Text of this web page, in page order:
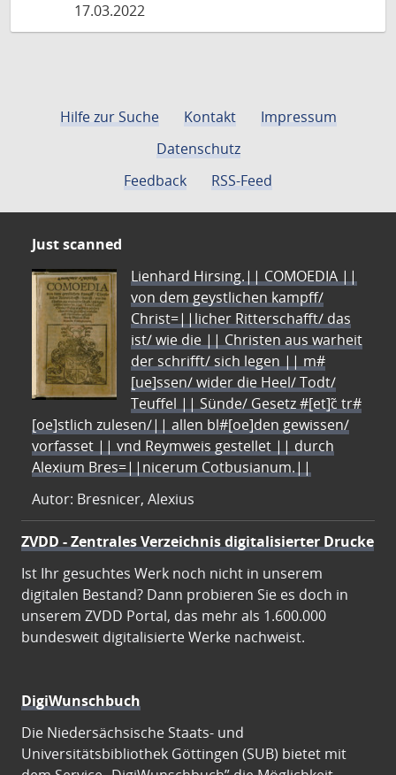
17.03.2022
Hilfe zur Suche Kontakt
Impressum
Datenschutz
Feedback
RSS-Feed
Just scanned
Lienhard Hirsing.|| COMOEDIA ||
von dem geystlichen kampff/
Christ=||licher Ritterschafft/ das
ist/ wie die || Christen aus warheit
der schrifft/ sich legen || m#
[ue]ssen/ wider die Heel/ Todt/
Teuffel || Sünde/ Gesetz #[et]c̃ tr#
[oe]stlich zulesen/|| allen bl#[oe]den gewissen/
vorfasset || vnd Reymweis gestellet || durch
Alexium Bres=||nicerum Cotbusianum.||
Autor: Bresnicer, Alexius
ZVDD - Zentrales Verzeichnis digitalisierter Drucke
Ist Ihr gesuchtes Werk noch nicht in unserem
digitalen Bestand? Dann probieren Sie es doch in
unserem ZVDD Portal, das mehr als 1.600.000
bundesweit digitalisierte Werke nachweist.
DigiWunschbuch
Die Niedersächsische Staats- und
Universitätsbibliothek Göttingen (SUB) bietet mit